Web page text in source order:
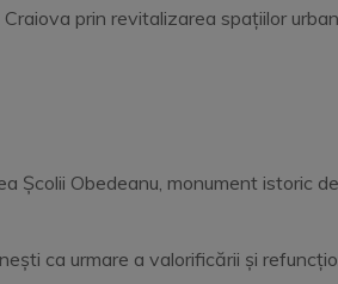
prin revitalizarea spațiilor
Școlii Obedeanu, monument istoric de
ca urmare a valorificării și